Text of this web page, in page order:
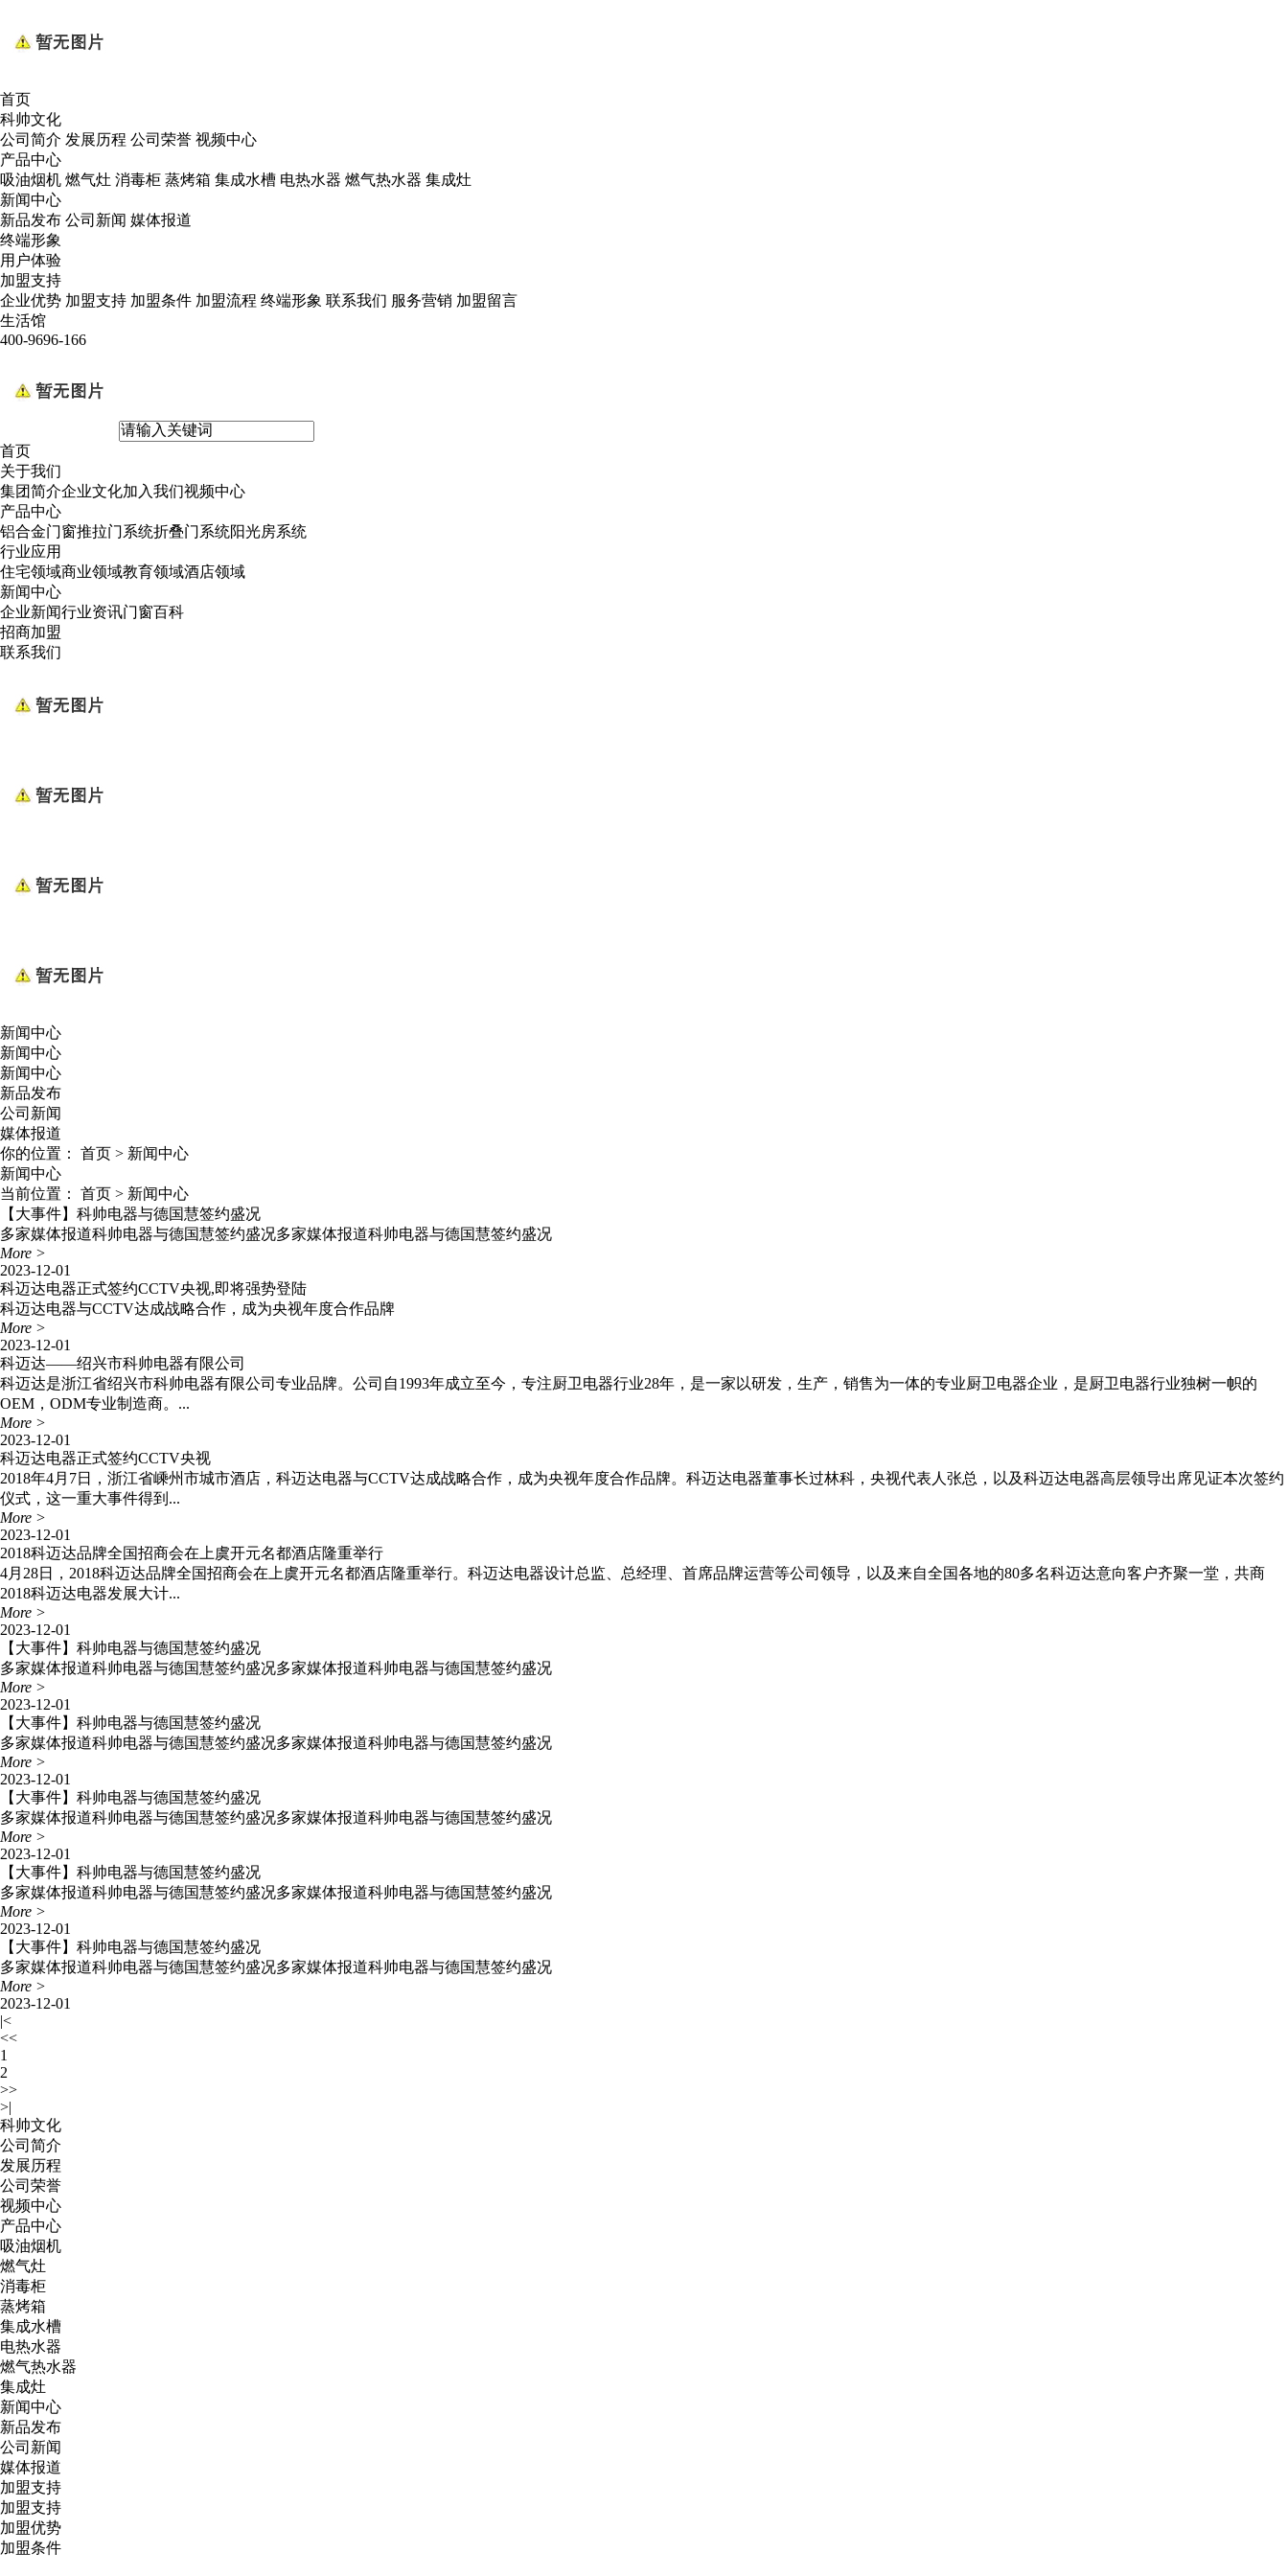
首页
科帅文化
公司简介 发展历程 公司荣誉 视频中心
产品中心
吸油烟机 燃气灶 消毒柜 蒸烤箱 集成水槽 电热水器 燃气热水器 集成灶
新闻中心
新品发布 公司新闻 媒体报道
终端形象
用户体验
加盟支持
企业优势 加盟支持 加盟条件 加盟流程 终端形象 联系我们 服务营销 加盟留言
生活馆
400-9696-166
首页
关于我们
集团简介企业文化加入我们视频中心
产品中心
铝合金门窗推拉门系统折叠门系统阳光房系统
行业应用
住宅领域商业领域教育领域酒店领域
新闻中心
企业新闻行业资讯门窗百科
招商加盟
联系我们
新闻中心
新闻中心
新闻中心
新品发布
公司新闻
媒体报道
你的位置： 首页 > 新闻中心
新闻中心
当前位置： 首页 > 新闻中心
【大事件】科帅电器与德国慧签约盛况
多家媒体报道科帅电器与德国慧签约盛况多家媒体报道科帅电器与德国慧签约盛况
More >
2023-12-01
科迈达电器正式签约CCTV央视,即将强势登陆
科迈达电器与CCTV达成战略合作，成为央视年度合作品牌
More >
2023-12-01
科迈达——绍兴市科帅电器有限公司
科迈达是浙江省绍兴市科帅电器有限公司专业品牌。公司自1993年成立至今，专注厨卫电器行业28年，是一家以研发，生产，销售为一体的专业厨卫电器企业，是厨卫电器行业独树一帜的
OEM，ODM专业制造商。...
More >
2023-12-01
科迈达电器正式签约CCTV央视
2018年4月7日，浙江省嵊州市城市酒店，科迈达电器与CCTV达成战略合作，成为央视年度合作品牌。科迈达电器董事长过林科，央视代表人张总，以及科迈达电器高层领导出席见证本次签约
仪式，这一重大事件得到...
More >
2023-12-01
2018科迈达品牌全国招商会在上虞开元名都酒店隆重举行
4月28日，2018科迈达品牌全国招商会在上虞开元名都酒店隆重举行。科迈达电器设计总监、总经理、首席品牌运营等公司领导，以及来自全国各地的80多名科迈达意向客户齐聚一堂，共商
2018科迈达电器发展大计...
More >
2023-12-01
【大事件】科帅电器与德国慧签约盛况
多家媒体报道科帅电器与德国慧签约盛况多家媒体报道科帅电器与德国慧签约盛况
More >
2023-12-01
【大事件】科帅电器与德国慧签约盛况
多家媒体报道科帅电器与德国慧签约盛况多家媒体报道科帅电器与德国慧签约盛况
More >
2023-12-01
【大事件】科帅电器与德国慧签约盛况
多家媒体报道科帅电器与德国慧签约盛况多家媒体报道科帅电器与德国慧签约盛况
More >
2023-12-01
【大事件】科帅电器与德国慧签约盛况
多家媒体报道科帅电器与德国慧签约盛况多家媒体报道科帅电器与德国慧签约盛况
More >
2023-12-01
【大事件】科帅电器与德国慧签约盛况
多家媒体报道科帅电器与德国慧签约盛况多家媒体报道科帅电器与德国慧签约盛况
More >
2023-12-01
|<
<<
1
2
>>
>|
科帅文化
公司简介
发展历程
公司荣誉
视频中心
产品中心
吸油烟机
燃气灶
消毒柜
蒸烤箱
集成水槽
电热水器
燃气热水器
集成灶
新闻中心
新品发布
公司新闻
媒体报道
加盟支持
加盟支持
加盟优势
加盟条件